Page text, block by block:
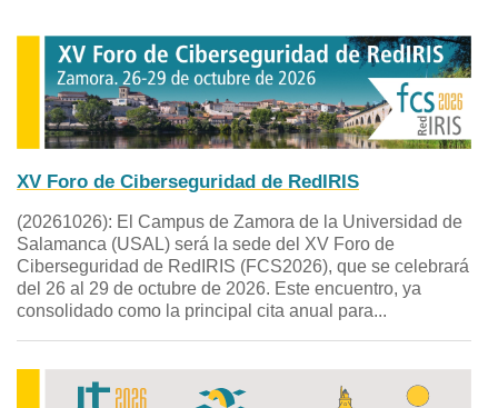
XV Foro de Ciberseguridad de RedIRIS
(20261026): El Campus de Zamora de la Universidad de
Salamanca (USAL) será la sede del XV Foro de
Ciberseguridad de RedIRIS (FCS2026), que se celebrará
del 26 al 29 de octubre de 2026. Este encuentro, ya
consolidado como la principal cita anual para...